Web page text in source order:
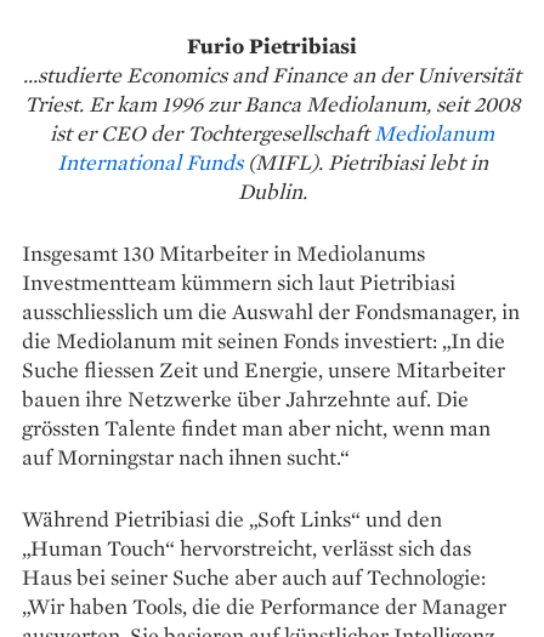
Furio Pietribiasi
...studierte Economics and Finance an der Universität
Triest. Er kam 1996 zur Banca Mediolanum, seit 2008
ist er CEO der TochtergesellschaftMediolanum
International Funds(MIFL). Pietribiasi lebt in
Dublin.
Insgesamt 130 Mitarbeiter in Mediolanums
Investmentteam kümmern sich laut Pietribiasi
ausschliesslich um die Auswahl der Fondsmanager, in
die Mediolanum mit seinen Fonds investiert: „In die
Suche fliessen Zeit und Energie, unsere Mit­arbeiter
bauen ihre Netzwerke über Jahrzehnte auf. Die
grössten Talente findet man aber nicht, wenn man
auf Morningstar nach ihnen sucht.“
Während Pietribiasi die „Soft Links“ und den
„Human Touch“ hervorstreicht, verlässt sich das
Haus bei seiner Suche aber auch auf Technologie:
„Wir haben Tools, die die Performance der Manager